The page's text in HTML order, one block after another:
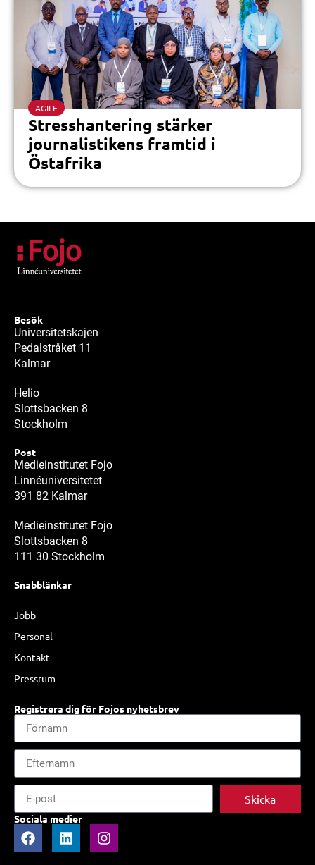
AGILE
Stresshantering stärker
journalistikens framtid i
Östafrika
Besök
Universitetskajen
Pedalstråket 11
Kalmar
Helio
Slottsbacken 8
Stockholm
Post
Medieinstitutet Fojo
Linnéuniversitetet
391 82 Kalmar
Medieinstitutet Fojo
Slottsbacken 8
111 30 Stockholm
Snabblänkar
Jobb
Personal
Kontakt
Pressrum
Registrera dig för Fojos nyhetsbrev
Skicka
Sociala medier